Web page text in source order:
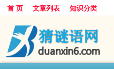
首 页 文章列表 知识分类